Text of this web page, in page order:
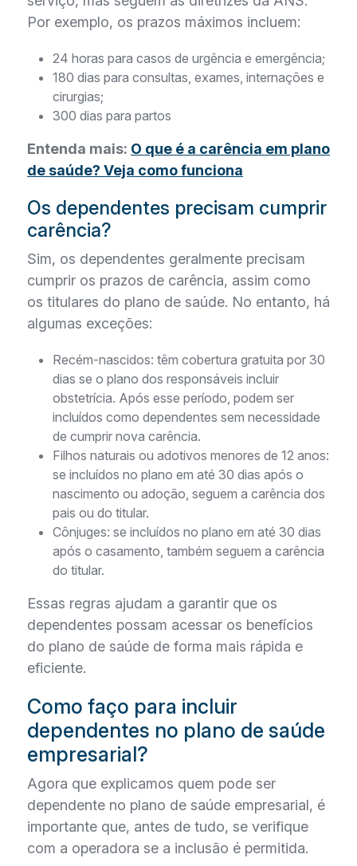
Por exemplo, os prazos máximos incluem:
24 horas para casos de urgência e emergência;
180 dias para consultas, exames, internações e
cirurgias;
300 dias para partos
Entenda mais: O que é a carência em plano
de saúde? Veja como funciona
Os dependentes precisam cumprir
carência?
Sim, os dependentes geralmente precisam
cumprir os prazos de carência, assim como
os titulares do plano de saúde. No entanto, há
algumas exceções:
Recém-nascidos: têm cobertura gratuita por 30
dias se o plano dos responsáveis incluir
obstetrícia. Após esse período, podem ser
incluídos como dependentes sem necessidade
de cumprir nova carência.
Filhos naturais ou adotivos menores de 12 anos:
se incluídos no plano em até 30 dias após o
nascimento ou adoção, seguem a carência dos
pais ou do titular.
Cônjuges: se incluídos no plano em até 30 dias
após o casamento, também seguem a carência
do titular.
Essas regras ajudam a garantir que os
dependentes possam acessar os benefícios
do plano de saúde de forma mais rápida e
eficiente.
Como faço para incluir
dependentes no plano de saúde
empresarial?
Agora que explicamos quem pode ser
dependente no plano de saúde empresarial, é
importante que, antes de tudo, se verifique
com a operadora se a inclusão é permitida.